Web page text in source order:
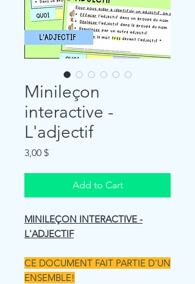
Minileçon
interactive -
L'adjectif
3,00 $Price
Add to Cart
MINILEÇON INTERACTIVE -
L'ADJECTIF
CE DOCUMENT FAIT PARTIE D'UN
ENSEMBLE!